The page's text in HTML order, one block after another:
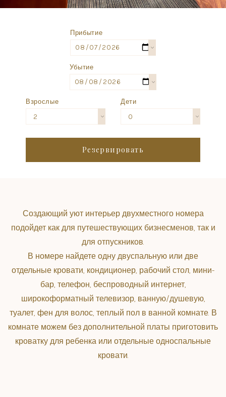
Прибытие
Убытие
Взрослые
2
Дети
0
Резервировать
Создающий уют интерьер двухместного номера
подойдет как для путешествующих бизнесменов, так и
для отпускников.
В номере найдете одну двуспальную или две
отдельные кровати, кондиционер, рабочий стол, мини-
бар, телефон, беспроводный интернет,
широкоформатный телевизор, ванную/душевую,
туалет, фен для волос, теплый пол в ванной комнате. В
комнате можем без дополнительной платы приготовить
кроватку для ребенка или отдельные односпальные
кровати.